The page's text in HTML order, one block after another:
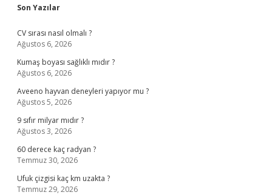
Sidebar
Son Yazılar
CV sırası nasıl olmalı ?
Ağustos 6, 2026
Kumaş boyası sağlıklı mıdır ?
Ağustos 6, 2026
Aveeno hayvan deneyleri yapıyor mu ?
Ağustos 5, 2026
9 sıfır milyar mıdır ?
Ağustos 3, 2026
60 derece kaç radyan ?
Temmuz 30, 2026
Ufuk çizgisi kaç km uzakta ?
Temmuz 29, 2026